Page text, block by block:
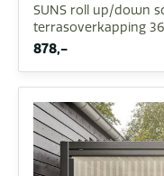
SUNS roll up/down
terrasoverkapping
878,-